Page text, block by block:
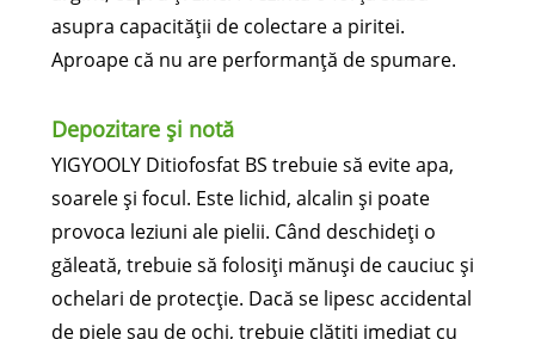
asupra capacității de colectare a piritei.
Aproape că nu are performanță de spumare.
Depozitare și notă
YIGYOOLY Ditiofosfat BS trebuie să evite apa,
soarele și focul. Este lichid, alcalin și poate
provoca leziuni ale pielii. Când deschideți o
găleată, trebuie să folosiți mănuși de cauciuc și
ochelari de protecție. Dacă se lipesc accidental
de piele sau de ochi, trebuie clătiți imediat cu